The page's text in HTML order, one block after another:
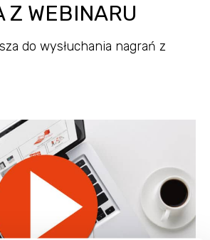
Z WEBINARU
do wysłuchania nagrań z